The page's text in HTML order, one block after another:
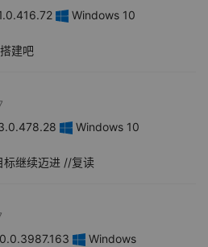
Windows 10
建吧
Windows 10
标继续迈进 //复读
Windows